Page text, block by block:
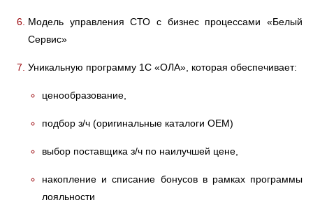
Модель управления СТО с бизнес процессами «Белый
Сервис»
Уникальную программу 1С «ОЛА», которая обеспечивает:
ценообразование,
подбор з/ч (оригинальные каталоги ОЕМ)
выбор поставщика з/ч по наилучшей цене,
накопление и списание бонусов в рамках программы
лояльности